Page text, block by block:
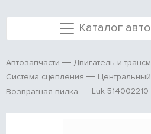
Каталог
Автозапчасти
Двигатель и
Система сцепления
Возвратная вилка
Luk 514002210